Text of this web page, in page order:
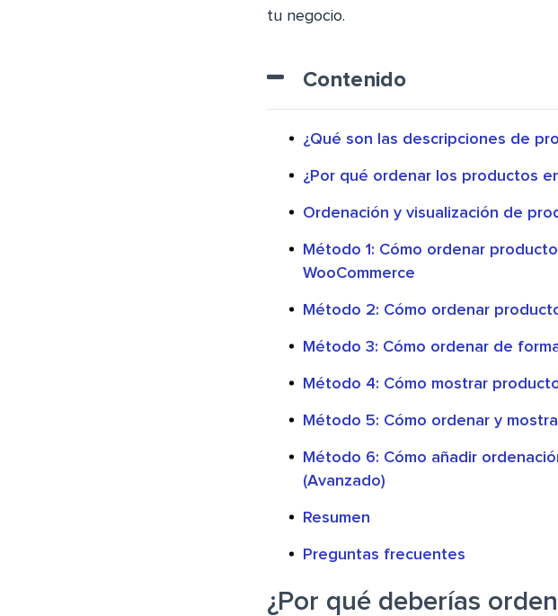
tu negocio.
Contenido
¿Qué son las descripciones de
¿Por qué ordenar los productos
Ordenación y visualización de
Método 1: Cómo ordenar
WooCommerce
Método 2: Cómo ordenar
Método 3: Cómo ordenar de
Método 4: Cómo mostrar
Método 5: Cómo ordenar y
Método 6: Cómo añadir
(Avanzado)
Resumen
Preguntas frecuentes
¿Por qué deberías